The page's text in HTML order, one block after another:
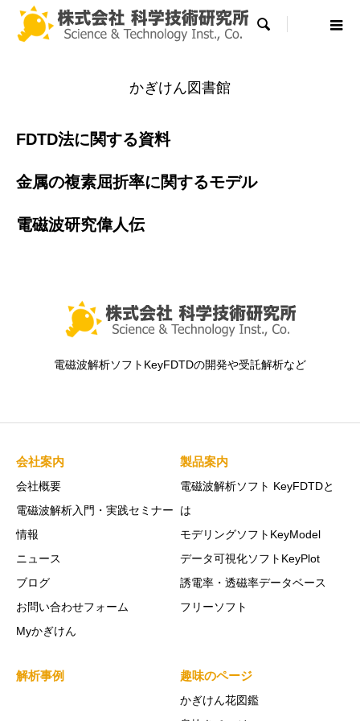

かぎけん図書館
FDTD法に関する資料
金属の複素屈折率に関するモデル
電磁波研究偉人伝
電磁波解析ソフトKeyFDTDの開発や受託解析など
会社案内
会社概要
電磁波解析入門・実践セミナー
情報
ニュース
ブログ
お問い合わせフォーム
Myかぎけん
製品案内
電磁波解析ソフト KeyFDTDと
は
モデリングソフトKeyModel
データ可視化ソフトKeyPlot
誘電率・透磁率データベース
フリーソフト
解析事例 趣味のページ
かぎけん花図鑑